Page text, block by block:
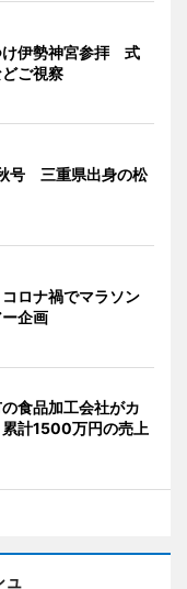
け伊勢神宮参拝 式
ご視察
号 三重県出身の松
ロナ禍でマラソン
企画
食品加工会社がカ
計1500万円の売上
ュ